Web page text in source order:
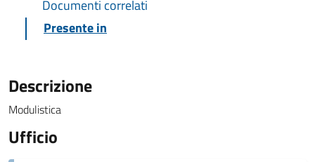
Documenti correlati
Presente in
Descrizione
Modulistica
Ufficio